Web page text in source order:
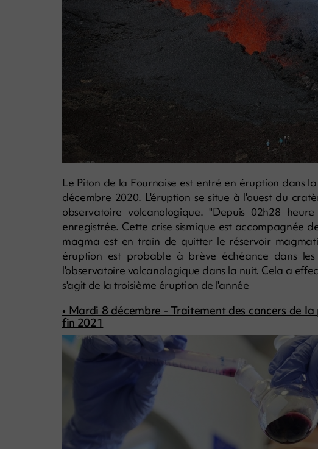
Le Piton de la Fournaise est entré en éruption dans
décembre 2020. L'éruption se situe à l'ouest du
observatoire volcanologique. "Depuis 02h28
enregistrée. Cette crise sismique est accompagnée
magma est en train de quitter le réservoir
éruption est probable à brève échéance dans
l'observatoire volcanologique dans la nuit. Cela a
s'agit de la troisième éruption de l'année
• Mardi 8 décembre - Traitement des cancers de
fin 2021